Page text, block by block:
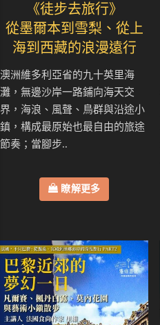
《徒步去旅行》
從墨爾本到雪梨、從上
海到西藏的浪漫遠行
澳洲維多利亞省的九十英里海
灘，無邊沙岸一路鋪向海天交
界，海浪、風聲、鳥群與沿途小
鎮，構成最原始也最自由的旅途
節奏；當腳步..
瞭解更多